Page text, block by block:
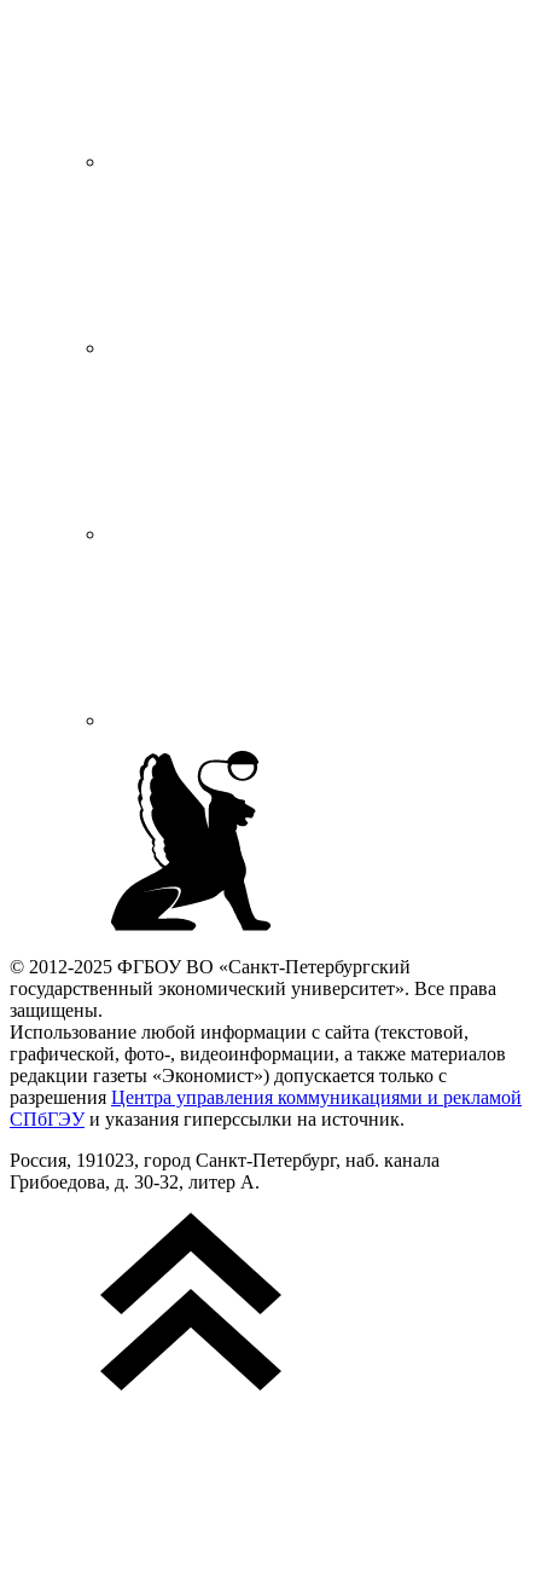
© 2012-2025 ФГБОУ ВО «Санкт-Петербургский
государственный экономический университет». Все права
защищены.
Использование любой информации с сайта (текстовой,
графической, фото-, видеоинформации, а также материалов
редакции газеты «Экономист») допускается только с
разрешения Центра управления коммуникациями и рекламой
СПбГЭУи указания гиперссылки на источник.
Россия, 191023, город Санкт-Петербург, наб. канала
Грибоедова, д. 30-32, литер А.